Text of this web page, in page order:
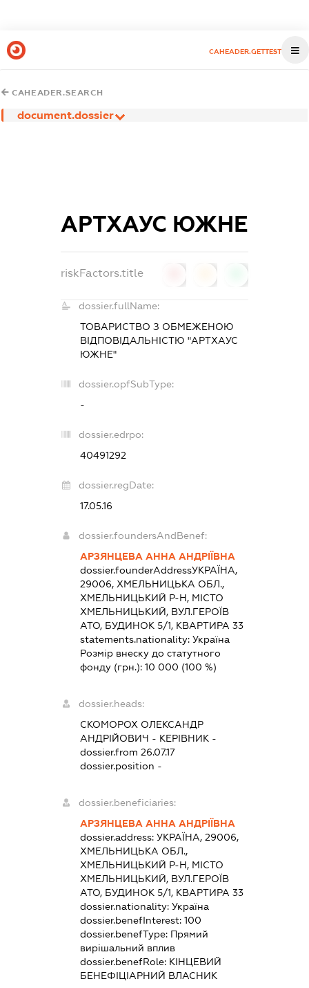
CAHEADER.GETTEST
CAHEADER.SEARCH
document.dossier
АРТХАУС ЮЖНЕ
riskFactors.title
dossier.fullName:
ТОВАРИСТВО З ОБМЕЖЕНОЮ
ВІДПОВІДАЛЬНІСТЮ "АРТХАУС
ЮЖНЕ"
dossier.opfSubType:
-
dossier.edrpo:
40491292
dossier.regDate:
17.05.16
dossier.foundersAndBenef:
АРЗЯНЦЕВА АННА АНДРІЇВНА
dossier.founderAddressУКРАЇНА,
29006, ХМЕЛЬНИЦЬКА ОБЛ.,
ХМЕЛЬНИЦЬКИЙ Р-Н, МІСТО
ХМЕЛЬНИЦЬКИЙ, ВУЛ.ГЕРОЇВ
АТО, БУДИНОК 5/1, КВАРТИРА 33
statements.nationality:Україна
Розмір внеску до статутного
фонду (грн.):10 000 (100 %)
dossier.heads:
СКОМОРОХ ОЛЕКСАНДР
АНДРІЙОВИЧ - КЕРІВНИК -
dossier.from 26.07.17
dossier.position -
dossier.beneficiaries:
АРЗЯНЦЕВА АННА АНДРІЇВНА
dossier.address:УКРАЇНА, 29006,
ХМЕЛЬНИЦЬКА ОБЛ.,
ХМЕЛЬНИЦЬКИЙ Р-Н, МІСТО
ХМЕЛЬНИЦЬКИЙ, ВУЛ.ГЕРОЇВ
АТО, БУДИНОК 5/1, КВАРТИРА 33
dossier.nationality:Україна
dossier.benefInterest:100
dossier.benefType: Прямий
вирішальний вплив
dossier.benefRole: КІНЦЕВИЙ
БЕНЕФІЦІАРНИЙ ВЛАСНИК